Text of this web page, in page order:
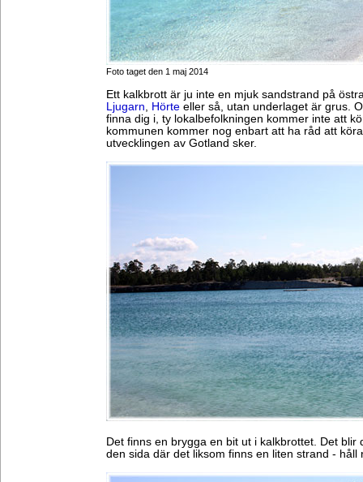
Foto taget den 1 maj 2014
Ett kalkbrott är ju inte en mjuk sandstrand på
Ljugarn, Hörte eller så, utan underlaget är grus.
finna dig i, ty lokalbefolkningen kommer inte att
kommunen kommer nog enbart att ha råd att
utvecklingen av Gotland sker.
Det finns en brygga en bit ut i kalkbrottet. Det blir
den sida där det liksom finns en liten strand - håll